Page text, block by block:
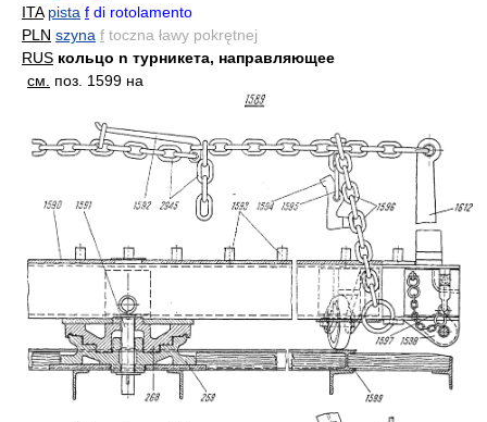
ITA pista f di rotolamento
PLN szyna f toczna ławy pokrętnej
RUS кольцо n турникета, направляющее
см. поз. 1599 на